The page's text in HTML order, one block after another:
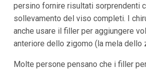
persino fornire risultati sorprendenti
sollevamento del viso completi. I
anche usare il filler per aggiungere
anteriore dello zigomo (la mela dello
Molte persone pensano che i filler